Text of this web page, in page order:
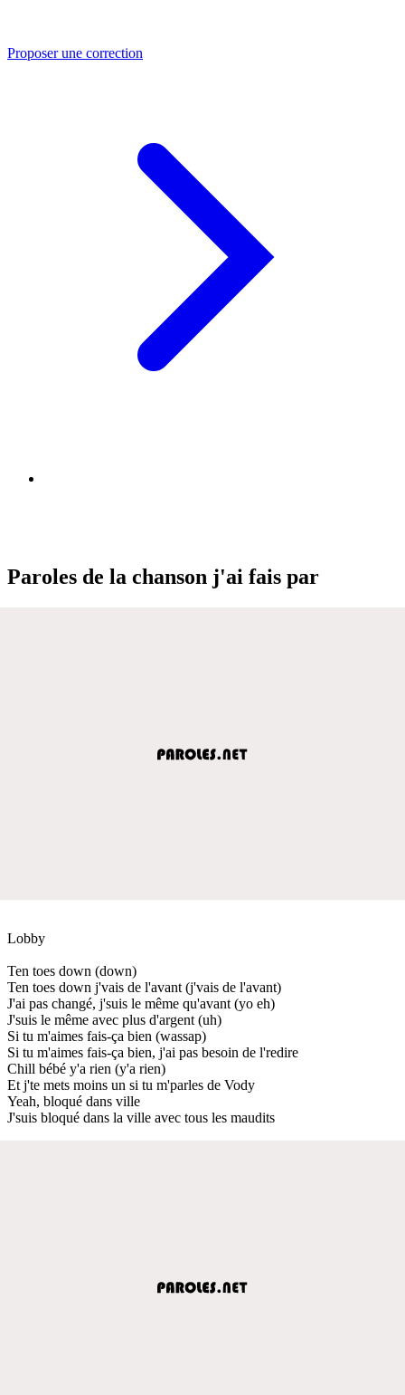
Proposer une correction
Paroles de la chanson j'ai fais par
Lobby
Ten toes down (down)
Ten toes down j'vais de l'avant (j'vais de l'avant)
J'ai pas changé, j'suis le même qu'avant (yo eh)
J'suis le même avec plus d'argent (uh)
Si tu m'aimes fais-ça bien (wassap)
Si tu m'aimes fais-ça bien, j'ai pas besoin de l'redire
Chill bébé y'a rien (y'a rien)
Et j'te mets moins un si tu m'parles de Vody
Yeah, bloqué dans ville
J'suis bloqué dans la ville avec tous les maudits